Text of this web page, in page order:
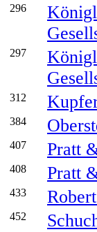
296
297
312
384
407 Pratt
408 Pratt
433
452